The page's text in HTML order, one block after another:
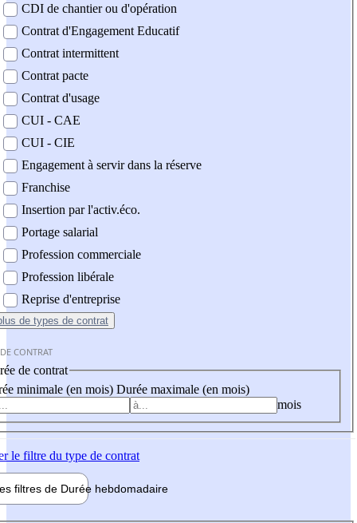
CDI de chantier ou d'opération
Contrat d'Engagement Educatif
Contrat intermittent
Contrat pacte
Contrat d'usage
CUI - CAE
CUI - CIE
Engagement à servir dans la réserve
Franchise
Insertion par l'activ.éco.
Portage salarial
Profession commerciale
Profession libérale
Reprise d'entreprise
de types de contrat
CONTRAT
de contrat
minimale (en mois) Durée maximale (en mois)
mois
le filtre du type de contrat
filtres de Durée hebdomadaire